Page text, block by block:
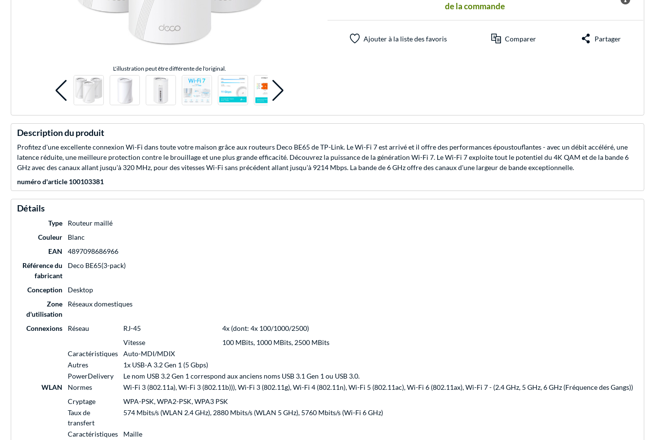
L'illustration peut être différente de l'original.
de la commande
Ajouter à la liste des favoris Comparer Partager
Description du produit
Profitez d'une excellente connexion Wi-Fi dans toute votre maison grâce aux routeurs Deco BE65 de TP-Link. Le Wi-Fi 7 est arrivé et il offre des performances époustouflantes - avec un débit accéléré, une
latence réduite, une meilleure protection contre le brouillage et une plus grande efficacité. Découvrez la puissance de la génération Wi-Fi 7. Le Wi-Fi 7 exploite tout le potentiel du 4K QAM et de la bande 6
GHz avec des canaux allant jusqu'à 320 MHz, pour des vitesses Wi-Fi sans précédent allant jusqu'à 9214 Mbps. La bande de 6 GHz offre des canaux d'une largeur de bande exceptionnelle.
numéro d'article 100103381
Détails
Type
Routeur maillé
Couleur
Blanc
EAN
4897098686966
Référence du
fabricant
Deco BE65(3-pack)
Conception
Desktop
Zone
d'utilisation
Réseaux domestiques
Connexions Réseau RJ-45
4x (dont: 4x 100/1000/2500)
Vitesse
100 MBits, 1000 MBits, 2500 MBits
Caractéristiques
Auto-MDI/MDIX
Autres
1x USB-A 3.2 Gen 1 (5 Gbps)
PowerDelivery
Le nom USB 3.2 Gen 1 correspond aux anciens noms USB 3.1 Gen 1 ou USB 3.0.
WLAN
Normes
Wi-Fi 3 (802.11a), Wi-Fi 3 (802.11b))), Wi-Fi 3 (802.11g), Wi-Fi 4 (802.11n), Wi-Fi 5 (802.11ac), Wi-Fi 6 (802.11ax), Wi-Fi 7 - (2.4 GHz, 5 GHz, 6 GHz (Fréquence des Gangs))
Cryptage
WPA-PSK, WPA2-PSK, WPA3 PSK
Taux de
transfert
574 Mbits/s (WLAN 2.4 GHz), 2880 Mbits/s (WLAN 5 GHz), 5760 Mbits/s (Wi-Fi 6 GHz)
Caractéristiques
Maille